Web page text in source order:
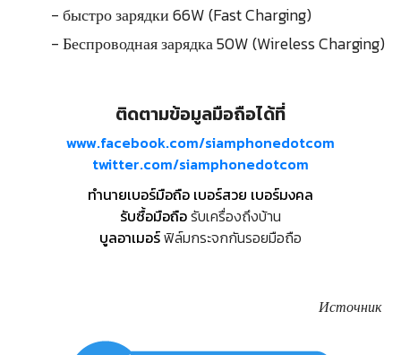
- быстро зарядки 66W (Fast Charging)
- Беспроводная зарядка 50W (Wireless Charging)
ติดตามข้อมูลมือถือได้ที่
www.facebook.com/siamphonedotcom
twitter.com/siamphonedotcom
ทำนายเบอร์มือถือ เบอร์สวย เบอร์มงคล
รับซื้อมือถือรับเครื่องถึงบ้าน
บูลอาเมอร์ฟิล์มกระจกกันรอยมือถือ
Источник